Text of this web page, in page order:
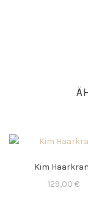
Kim
129,00€